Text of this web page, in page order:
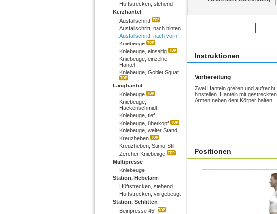
Hüftstrecken, stehend
Kurzhantel
Ausfallschritt
Ausfallschritt, nach hinten
Ausfallschritt, nach vorn
Kniebeuge
Kniebeuge, einseitig
Kniebeuge, einzelne
Hantel
Kniebeuge, Goblet Squat
Langhantel
Kniebeuge
Kniebeuge,
Hackenschmidt
Kniebeuge, tief
Kniebeuge, überkopf
Kniebeuge, weiter Stand
Kreuzheben
Kreuzheben, Sumo-Stil
Zercher Kniebeuge
Multipresse
Kniebeuge
Station, Hebelarm
Hüftstrecken, stehend
Hüftstrecken, vorgebeugt
Station, Schlitten
Beinpresse 45°
Instruktionen
Vorbereitung
Zwei Hanteln greifen und aufrecht
hinstellen. Hanteln mit gestreckten
Armen neben dem Körper halten.
Positionen